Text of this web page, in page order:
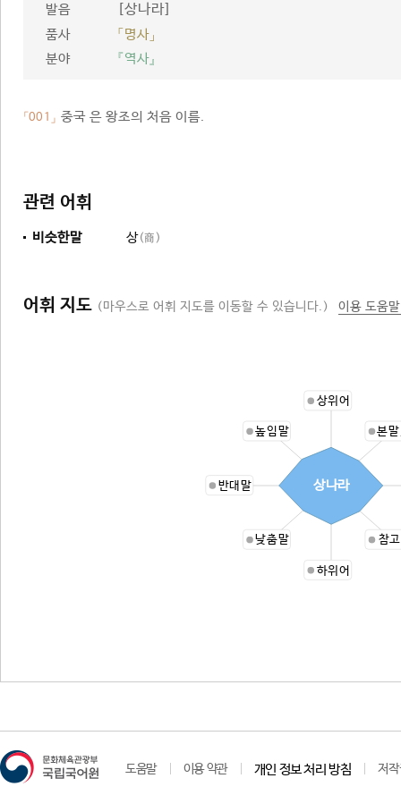
발음 [상나라]
품사
「명사」
분야
『역사』
「001」 중국 은 왕조의 처음 이름.
관련 어휘
비슷한말 상(商)
어휘 지도 (마우스로 어휘 지도를 이동할 수 있습니다.) 이용 도움
상위어
본
참
하위어
낮춤말
반대말
높임말
상나라
도움말 이용 약관 개인 정보 처리 방침 저